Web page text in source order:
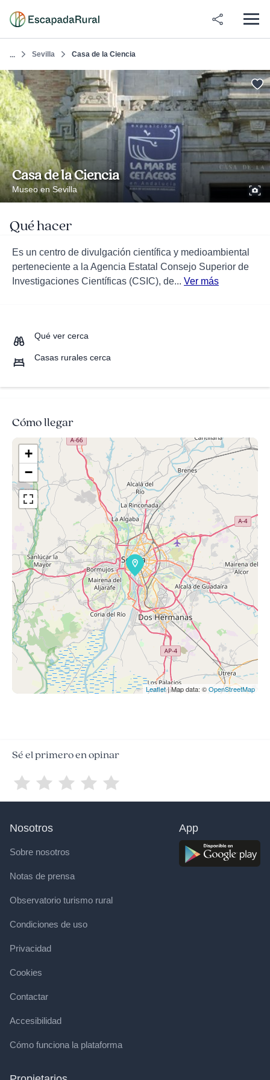
... Sevilla Casa de la Ciencia
Casa de la Ciencia
Museo en Sevilla
Qué hacer
Es un centro de divulgación científica y medioambiental
perteneciente a la Agencia Estatal Consejo Superior de
Investigaciones Científicas (CSIC), de... Ver más
Qué ver cerca
Casas rurales cerca
Cómo llegar
+
−
Leaflet| Map data: ©OpenStreetMap
Sé el primero en opinar
Nosotros
Sobre nosotros
Notas de prensa
Observatorio turismo rural
Condiciones de uso
Privacidad
Cookies
Contactar
Accesibilidad
Cómo funciona la plataforma
App